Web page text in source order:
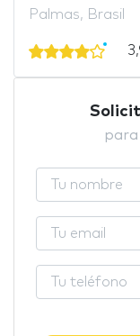
Palmas, Brasil